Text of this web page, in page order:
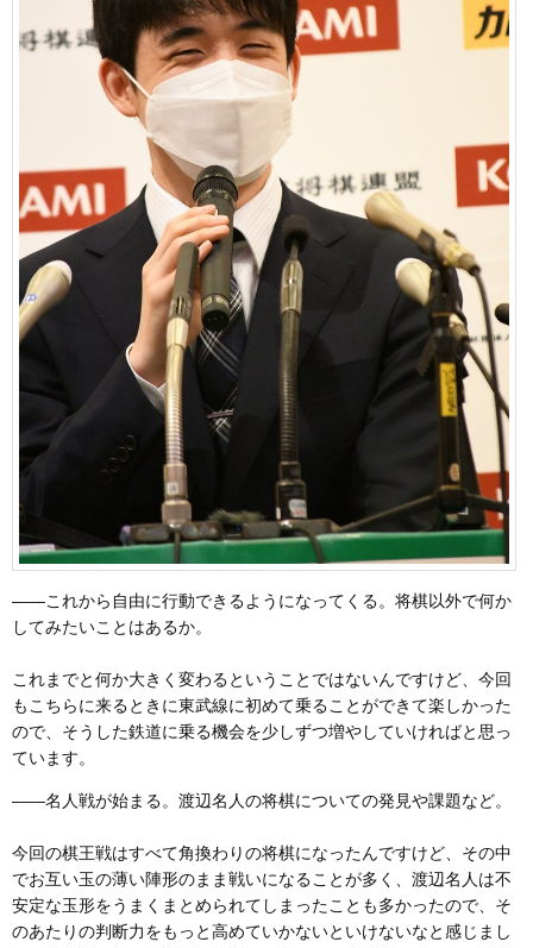
――これから自由に行動できるようになってくる。将棋以外で何か
してみたいことはあるか。
これまでと何か大きく変わるということではないんですけど、今回
もこちらに来るときに東武線に初めて乗ることができて楽しかった
ので、そうした鉄道に乗る機会を少しずつ増やしていければと思っ
ています。
――名人戦が始まる。渡辺名人の将棋についての発見や課題など。
今回の棋王戦はすべて角換わりの将棋になったんですけど、その中
でお互い玉の薄い陣形のまま戦いになることが多く、渡辺名人は不
安定な玉形をうまくまとめられてしまったことも多かったので、そ
のあたりの判断力をもっと高めていかないといけないなと感じまし